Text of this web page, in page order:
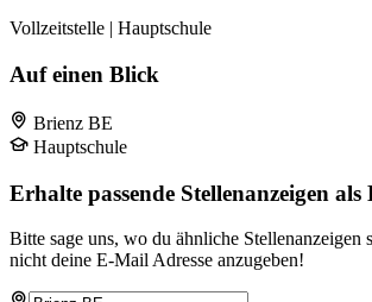
Vollzeitstelle | Hauptschule
Auf einen Blick
Brienz BE
Hauptschule
Erhalte passende Stellenanzeigen
Bitte sage uns, wo du ähnliche Stellenanzeigen
nicht deine E-Mail Adresse anzugeben!